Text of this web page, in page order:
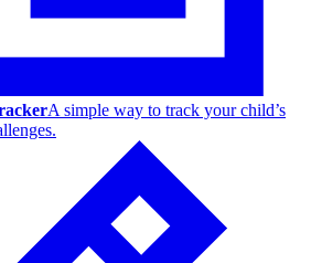
A simple way to track your child’s